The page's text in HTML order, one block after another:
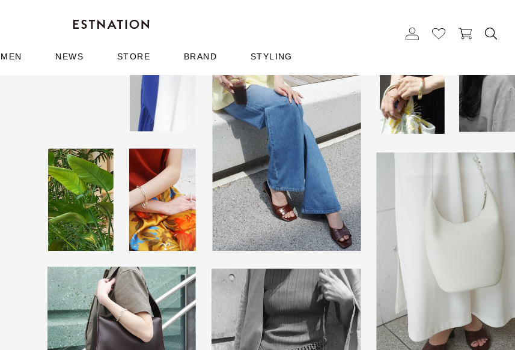
MEN NEWS STORE BRAND STYLING